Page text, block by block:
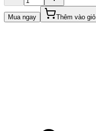
Mua ngay Thêm vào giỏ